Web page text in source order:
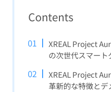
Contents
XREAL Project
の次世代スマート
XREAL Project
革新的な特徴とデ